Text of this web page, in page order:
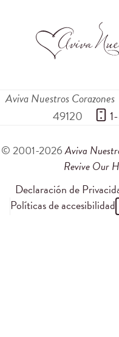
Aviva Nuestros Corazones
49120
© 2001-2026Aviva
Revive Our
Declaración de
Políticas de accesibilidad